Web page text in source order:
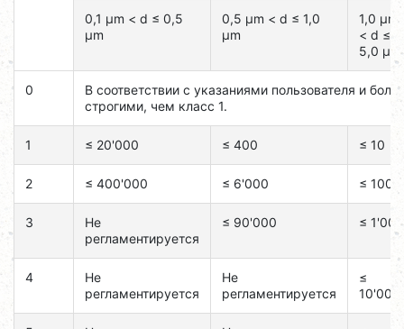
0,1 μm < d ≤ 0,5
μm
0,5 μm < d ≤ 1,0
μm
1,0 μm
< d ≤
5,0 μm
0
В соответствии с указаниями пользователя и
строгими, чем класс 1.
1 ≤ 20'000 ≤ 400 ≤ 10
2 ≤ 400'000 ≤ 6'000 ≤ 100
3
Не
регламентируется
≤ 90'000 ≤ 1'000
4
Не
регламентируется
Не
регламентируется
≤
10'000